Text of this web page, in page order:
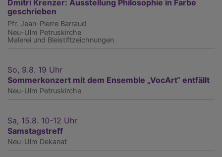
Dmitri Krenzer: Ausstellung Philosophie in Farbe
geschrieben
Pfr. Jean-Pierre Barraud
Neu-Ulm Petruskirche
Malerei und Bleistiftzeichnungen
So, 9.8. 19 Uhr
Sommerkonzert mit dem Ensemble „VocArt“ entfällt
Neu-Ulm Petruskirche
Sa, 15.8. 10-12 Uhr
Samstagstreff
Neu-Ulm Dekanat